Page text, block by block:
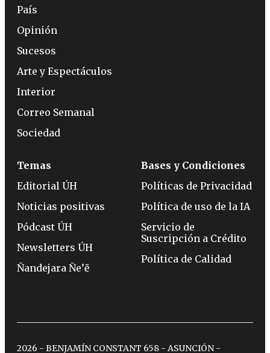
País
Opinión
Sucesos
Arte y Espectáculos
Interior
Correo Semanal
Sociedad
Temas
Editorial ÚH
Noticias positivas
Pódcast ÚH
Newsletters ÚH
Ñandejara Ñe’ẽ
Bases y Condiciones
Políticas de Privacidad
Política de uso de la IA
Servicio de
Suscripción a Crédito
Política de Calidad
2026 - BENJAMÍN CONSTANT 658 - ASUNCIÓN -